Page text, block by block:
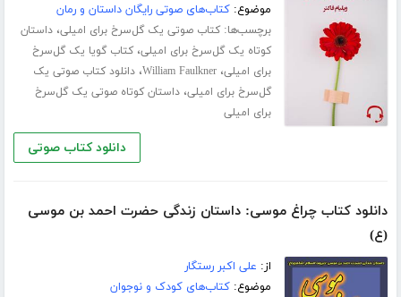
موضوع:کتاب‌های صوتی رایگان داستان و رمان
برچسب‌ها:کتاب صوتی یک گل‌سرخ برای امیلی،داستان
کوتاه یک گل‌سرخ برای امیلی،کتاب گویا یک گل‌سرخ
برای امیلی،William Faulkner،دانلود کتاب صوتی یک
گل‌سرخ برای امیلی،داستان کوتاه صوتی یک گل‌سرخ
برای امیلی
دانلود کتاب صوتی
دانلود کتاب چراغ موسی: داستان زندگی حضرت احمد بن موسی
(ع)
از: علی اکبر رستگار
موضوع:کتاب‌های کودک و نوجوان